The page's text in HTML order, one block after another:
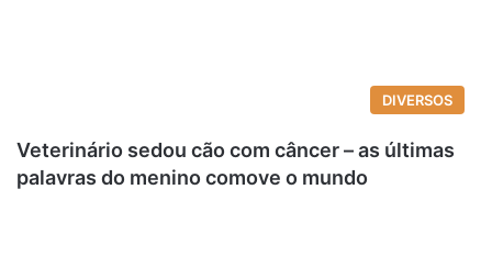
DIVERSOS
Veterinário sedou cão com câncer – as últimas
palavras do menino comove o mundo